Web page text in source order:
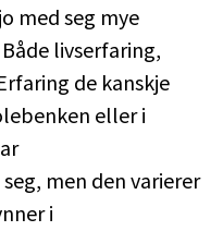
med seg mye
livserfaring,
de kanskje
eller i
men den varierer
i